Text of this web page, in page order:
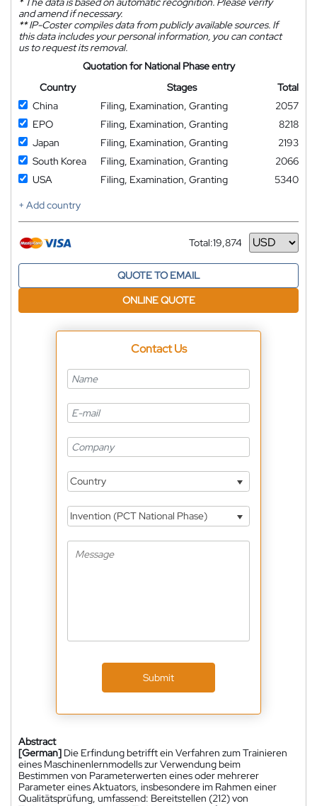
and amend if necessary.
**IP-Coster compiles data from publicly available sources. If
this data includes your personal information, you can contact
us to request its removal.
Quotation for National Phase entry
Country
Stages
Total
China
Filing, Examination, Granting
2057
EPO
Filing, Examination, Granting
8218
Japan
Filing, Examination, Granting
2193
South Korea
Filing, Examination, Granting
2066
USA
Filing, Examination, Granting
5340
+ Add country
Total:19,874
Currency
QUOTE TO EMAIL
ONLINE QUOTE
Contact Us
Country
Invention (PCT National Phase)
Submit
Abstract
[German] Die Erfindung betrifft ein Verfahren zum Trainieren
eines Maschinenlernmodells zur Verwendung beim
Bestimmen von Parameterwerten eines oder mehrerer
Parameter eines Aktuators, insbesondere im Rahmen einer
Qualitätsprüfung, umfassend: Bereitstellen (212) von